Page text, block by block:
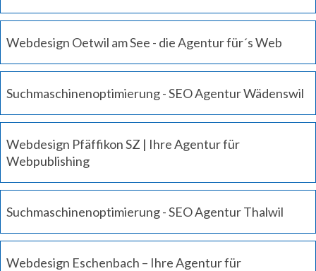
Webdesign Oetwil am See - die Agentur für´s Web
Suchmaschinenoptimierung - SEO Agentur Wädenswil
Webdesign Pfäffikon SZ | Ihre Agentur für
Webpublishing
Suchmaschinenoptimierung - SEO Agentur Thalwil
Webdesign Eschenbach – Ihre Agentur für